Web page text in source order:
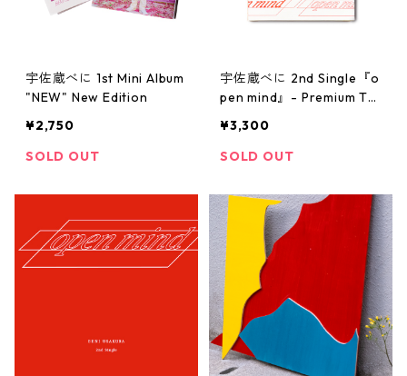
宇佐蔵べに 1st Mini Album
"NEW" New Edition
¥2,750
SOLD OUT
宇佐蔵べに 2nd Single『o
pen mind』- Premium Typ
¥3,300
SOLD OUT